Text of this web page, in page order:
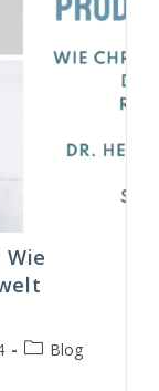
Beitrags-
Blog